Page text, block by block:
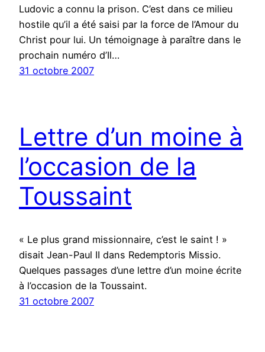
Ludovic a connu la prison. C’est dans ce milieu
hostile qu’il a été saisi par la force de l’Amour du
Christ pour lui. Un témoignage à paraître dans le
prochain numéro d’Il…
31 octobre 2007
Lettre d’un moine à
l’occasion de la
Toussaint
« Le plus grand missionnaire, c’est le saint ! »
disait Jean-Paul II dans Redemptoris Missio.
Quelques passages d’une lettre d’un moine écrite
à l’occasion de la Toussaint.
31 octobre 2007